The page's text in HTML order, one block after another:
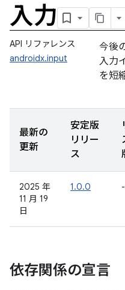
入力
API リファレンス
androidx.input
今後
入力
を短
最新の
更新
安定版
リリー
ス
2025 年
11 月 19
日
1.0.0 -
依存関係の宣言